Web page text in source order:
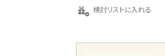
検討リストに入れる